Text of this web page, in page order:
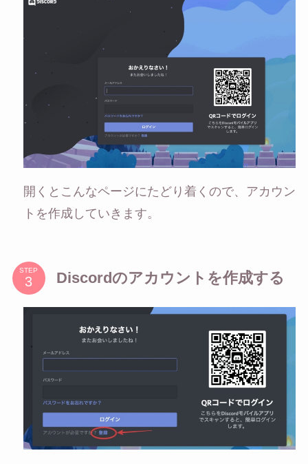
開くとこんなページにたどり着くので、アカウン
トを作成していきます。
STEP Discordのアカウントを作成する